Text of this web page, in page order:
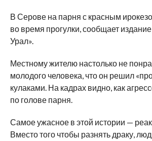
В Серове на парня с красным
во время прогулки, сообщает
Урал».
Местному жителю настолько не
молодого человека, что он решил
кулаками. На кадрах видно, как
по голове парня.
Самое ужасное в этой истории —
Вместо того чтобы разнять драку,